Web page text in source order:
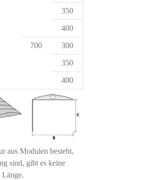
350
400
700 300
350
400
aus Modulen besteht,
sind, gibt es keine
Länge.